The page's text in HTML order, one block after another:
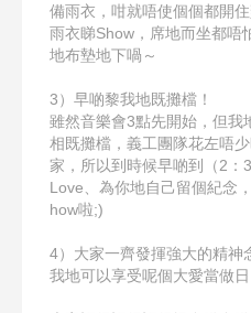
備雨衣，咁就唔使個個都開
雨衣睇Show，席地而坐都唔
地布墊地下喎～
3）早啲黎我地既攤檔！
雖然音樂會3點先開始，但我
相既攤檔，義工團隊花左唔
家 ，所以到時候早啲到（2
Love、為你地自己留個紀念
how啦;)
4）大家一齊發揮強大的精神
我地可以享受呢個大愛當做日